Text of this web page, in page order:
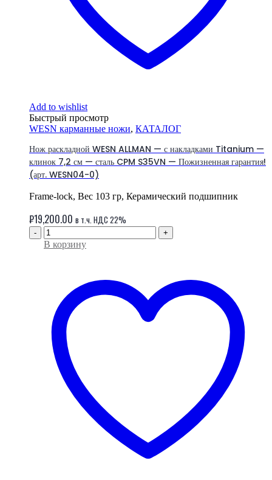
Add to wishlist
Быстрый просмотр
WESN карманные ножи, КАТАЛОГ
Нож раскладной WESN ALLMAN — с накладками Titanium —
клинок 7,2 см — сталь CPM S35VN — Пожизненная гарантия!
(арт. WESN04-0)
Frame-lock, Вес 103 гр, Керамический подшипник
₽19,200.00 в т.ч. НДС 22%
- +
В корзину